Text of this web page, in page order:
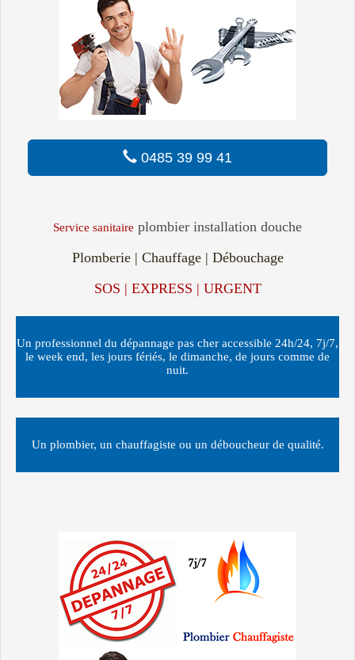
0485 39 99 41
Service sanitaire plombier installation douche
Plomberie | Chauffage | Débouchage
SOS | EXPRESS | URGENT
Un professionnel du dépannage pas cher accessible 24h/24, 7j/7,
le week end, les jours fériés, le dimanche, de jours comme de
nuit.
Un plombier, un chauffagiste ou un déboucheur de qualité.